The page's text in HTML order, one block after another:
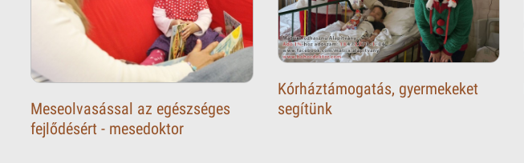
Meseolvasással az egészséges
fejlődésért - mesedoktor
Kórháztámogatás, gyermekeket
segítünk